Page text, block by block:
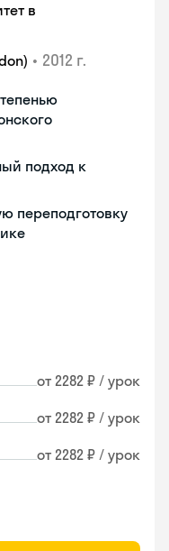
в
• 2012 г.
подход к
переподготовку
от 2282 ₽ / урок
от 2282 ₽ / урок
от 2282 ₽ / урок